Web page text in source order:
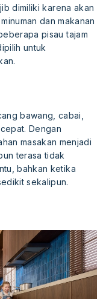
dimiliki karena akan
dan makanan
pisau tajam
untuk
bawang, cabai,
Dengan
masakan menjadi
terasa tidak
bahkan ketika
sekalipun.